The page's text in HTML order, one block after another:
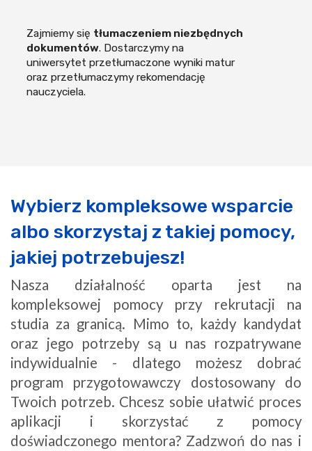
Zajmiemy się tłumaczeniem niezbędnych
dokumentów. Dostarczymy na
uniwersytet przetłumaczone wyniki matur
oraz przetłumaczymy rekomendację
nauczyciela.
Wybierz kompleksowe wsparcie
albo skorzystaj z takiej pomocy,
jakiej potrzebujesz!
Nasza działalność oparta jest na
kompleksowej pomocy przy rekrutacji na
studia za granicą. Mimo to, każdy kandydat
oraz jego potrzeby są u nas rozpatrywane
indywidualnie - dlatego możesz dobrać
program przygotowawczy dostosowany do
Twoich potrzeb. Chcesz sobie ułatwić proces
aplikacji i skorzystać z pomocy
doświadczonego mentora? Zadzwoń do nas i